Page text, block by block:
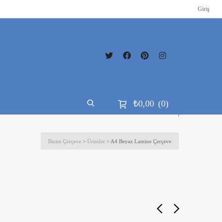
Giriş
₺0,00 0
Bizim Çerçeve > Ürünler > A4 Beyaz Lamine Çerçeve